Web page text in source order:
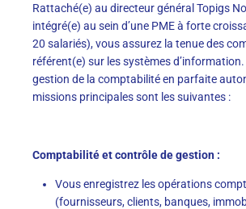
Rattaché(e) au directeur général Topigs
intégré(e) au sein d’une PME à forte
20 salariés), vous assurez la tenue des
référent(e) sur les systèmes
gestion de la comptabilité en parfaite
missions principales sont les suivantes :
Comptabilité et contrôle de gestion :
Vous enregistrez les opérations
(fournisseurs, clients, banques,